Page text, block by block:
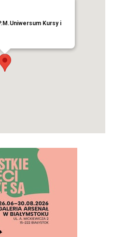
Kursy i